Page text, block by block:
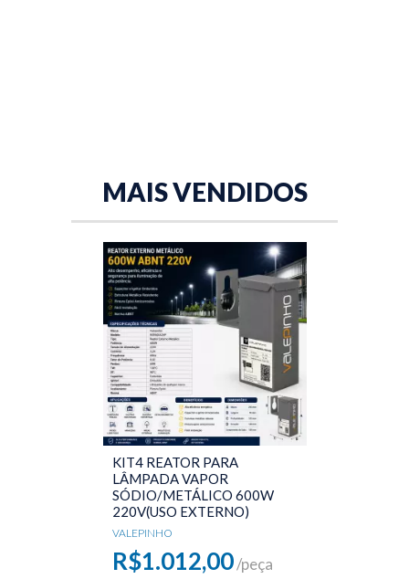
MAIS VENDIDOS
KIT4 REATOR PARA
LÂMPADA VAPOR
SÓDIO/METÁLICO 600W
220V(USO EXTERNO)
VALEPINHO
R$1.012,00/peça